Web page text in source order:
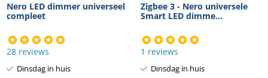
Nero LED dimmer universeel
compleet
28 reviews
Dinsdag in huis
Zigbee 3 - Nero universele
Smart LED dimme...
1 reviews
Dinsdag in huis